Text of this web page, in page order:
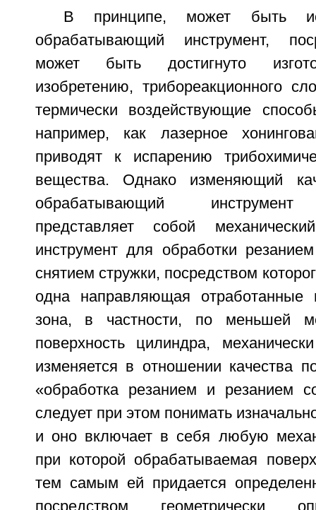
В принципе, может быть
обрабатывающий инструмент,
может быть достигнуто
изобретению, трибореакционного
термически воздействующие
например, как лазерное
приводят к испарению
вещества. Однако изменяющий
обрабатывающий инструмент
представляет собой
инструмент для обработки
снятием стружки, посредством
одна направляющая отработанные
зона, в частности, по меньшей
поверхность цилиндра,
изменяется в отношении качества
«обработка резанием и резанием
следует при этом понимать
и оно включает в себя любую
при которой обрабатываемая
тем самым ей придается
посредством геометрически